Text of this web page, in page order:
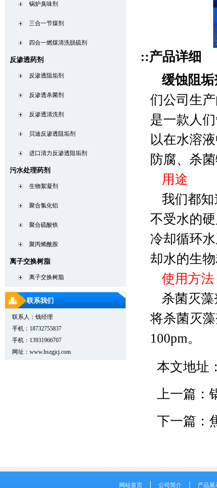
::产品详细
缓蚀阻
们公司生
是一款人
以在水溶
防腐、杀
用途
我们都
不受水的
冷却循环
却水的生
使用方法
杀菌灭
将杀菌灭
100pm。
本文地址
上一篇：
下一篇：
锅炉臭味剂
三合一节煤剂
四合一燃煤清洗脱硫剂
反渗透药剂
反渗透阻垢剂
反渗透杀菌剂
反渗透清洗剂
贝迪反渗透阻垢剂
进口清力反渗透阻垢剂
污水处理药剂
生物絮凝剂
聚合氯化铝
聚合硫酸铁
聚丙烯酰胺
离子交换树脂
离子交换树脂
联系我们
联系人：钱经理
手机：18732755837
手机：13931966707
网址：www.hszgjcj.com
网站首页 公司简介 产品展